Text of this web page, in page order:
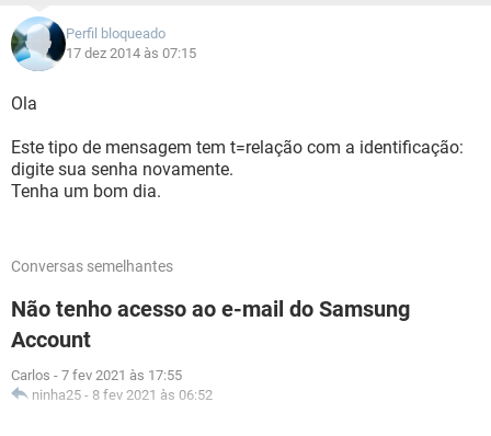
Perfil bloqueado
17 dez 2014 às 07:15
Ola
Este tipo de mensagem tem t=relação com a identificação:
digite sua senha novamente.
Tenha um bom dia.
Conversas semelhantes
Não tenho acesso ao e-mail do Samsung
Account
Carlos - 7 fev 2021 às 17:55
ninha25 - 8 fev 2021 às 06:52